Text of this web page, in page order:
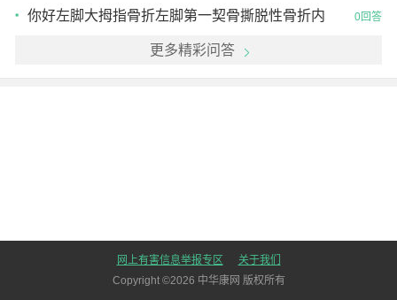
事现在那里长出了
你好左脚大拇指骨折左脚第一契骨撕脱性骨折内
0回答
更多精彩问答
网上有害信息举报专区
关于我们
Copyright ©2026 中华康网 版权所有